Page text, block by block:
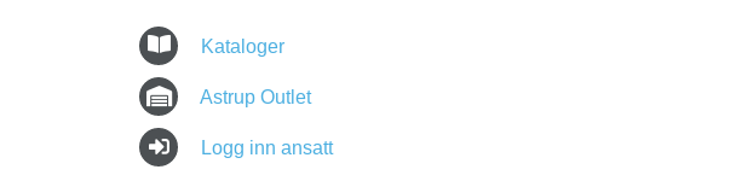
Kataloger
Astrup Outlet
Logg inn ansatt